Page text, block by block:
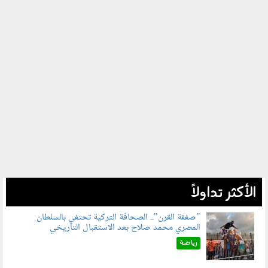
الأكثر تداولاً
070801.jpg
"صفقة القرن".. الصحافة التركية تحتفي بالسلطان
المصري محمد صلاح بعد الاستقبال التاريخي
رياضة